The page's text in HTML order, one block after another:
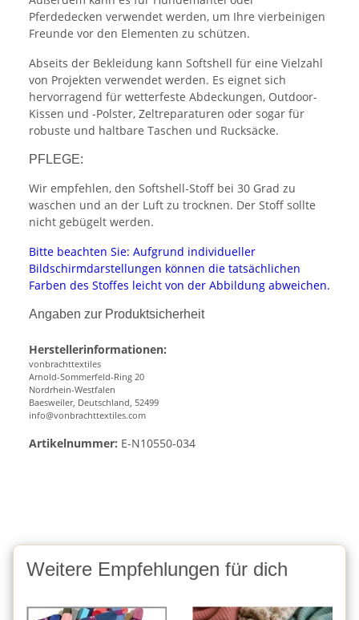
Pferdedecken verwendet werden, um Ihre vierbeinigen
Freunde vor den Elementen zu schützen.
Abseits der Bekleidung kann Softshell für eine Vielzahl
von Projekten verwendet werden. Es eignet sich
hervorragend für wetterfeste Abdeckungen, Outdoor-
Kissen und -Polster, Zeltreparaturen oder sogar für
robuste und haltbare Taschen und Rucksäcke.
PFLEGE:
Wir empfehlen, den Softshell-Stoff bei 30 Grad zu
waschen und an der Luft zu trocknen. Der Stoff sollte
nicht gebügelt werden.
Bitte beachten Sie: Aufgrund individueller
Bildschirmdarstellungen können die tatsächlichen
Farben des Stoffes leicht von der Abbildung abweichen.
Angaben zur Produktsicherheit
Herstellerinformationen:
vonbrachttextiles
Arnold-Sommerfeld-Ring 20
Nordrhein-Westfalen
Baesweiler, Deutschland, 52499
info@vonbrachttextiles.com
Artikelnummer: E-N10550-034
Weitere Empfehlungen für dich